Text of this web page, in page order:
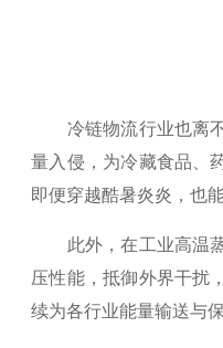
冷链物流行业也离不
量入侵，为冷藏食品、
即便穿越酷暑炎炎，也
此外，在工业高温蒸
压性能，抵御外界干扰
续为各行业能量输送与